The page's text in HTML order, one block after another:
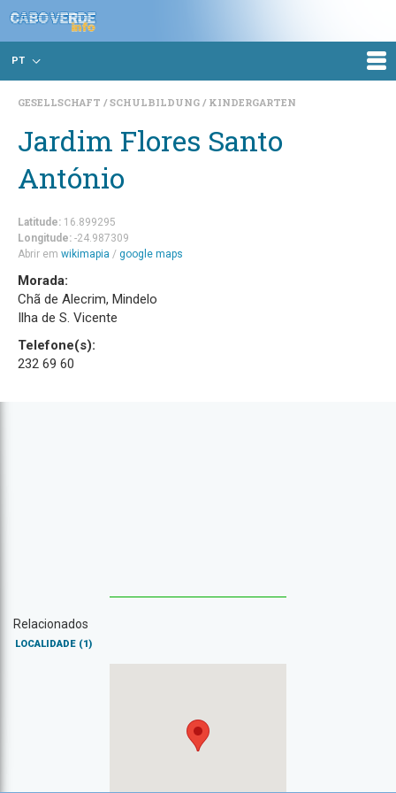
PT
GESELLSCHAFT SCHULBILDUNG KINDERGARTEN
Jardim Flores Santo
António
Latitude: 16.899295
Longitude: -24.987309
Abrir em wikimapia / google maps
Morada:
Chã de Alecrim, Mindelo
Ilha de S. Vicente
Telefone(s):
232 69 60
Relacionados
LOCALIDADE (1)